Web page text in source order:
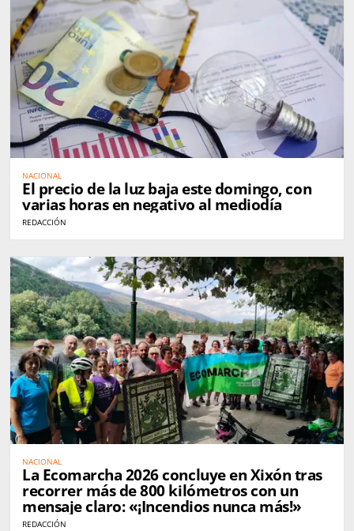
NACIONAL
El precio de la luz baja este domingo, con
varias horas en negativo al mediodía
REDACCIÓN
NACIONAL
La Ecomarcha 2026 concluye en Xixón tras
recorrer más de 800 kilómetros con un
mensaje claro: «¡Incendios nunca más!»
REDACCIÓN